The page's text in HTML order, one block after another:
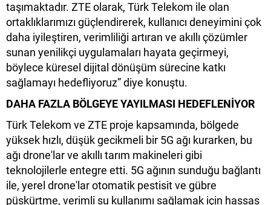
taşımaktadır. ZTE olarak, Türk Telekom ile olan
ortaklıklarımızı güçlendirerek, kullanıcı deneyimini çok
daha iyileştiren, verimliliği artıran ve akıllı çözümler
sunan yenilikçi uygulamaları hayata geçirmeyi,
böylece küresel dijital dönüşüm sürecine katkı
sağlamayı hedefliyoruz” diye konuştu.
DAHA FAZLA BÖLGEYE YAYILMASI HEDEFLENİYOR
Türk Telekom ve ZTE proje kapsamında, bölgede
yüksek hızlı, düşük gecikmeli bir 5G ağı kurarken, bu
ağı drone'lar ve akıllı tarım makineleri gibi
teknolojilerle entegre etti. 5G ağının sunduğu bağlantı
ile, yerel drone'lar otomatik pestisit ve gübre
püskürtme, verimli su kullanımı sağlamak için hassas